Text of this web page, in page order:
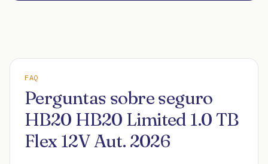
FAQ
Perguntas sobre seguro
HB20 HB20 Limited 1.0 TB
Flex 12V Aut. 2026